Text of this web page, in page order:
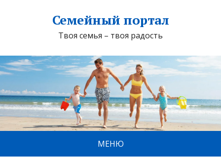
Семейный портал
Твоя семья – твоя радость
МЕНЮ